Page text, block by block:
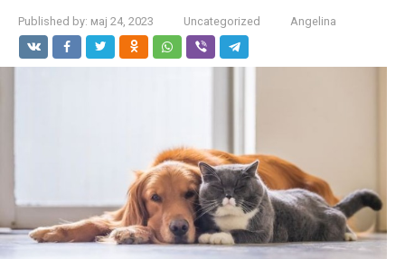
Published by: мај 24, 2023 Uncategorized Angelina